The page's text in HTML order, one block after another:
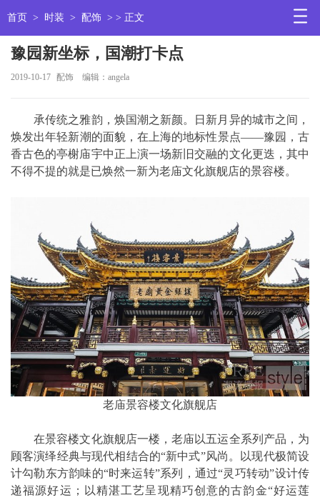
首页 > 时装 > 配饰 > > 正文
豫园新坐标，国潮打卡点
2019-10-17 配饰 编辑：angela
承传统之雅韵，焕国潮之新颜。日新月异的城市之间，
焕发出年轻新潮的面貌，在上海的地标性景点——豫园，古
香古色的亭榭庙宇中正上演一场新旧交融的文化更迭，其中
不得不提的就是已焕然一新为老庙文化旗舰店的景容楼。
老庙景容楼文化旗舰店
在景容楼文化旗舰店一楼，老庙以五运全系列产品，为
顾客演绎经典与现代相结合的“新中式”风尚。以现代极简设
计勾勒东方韵味的“时来运转”系列，通过“灵巧转动”设计传
递福源好运；以精湛工艺呈现精巧创意的古韵金“好运莲